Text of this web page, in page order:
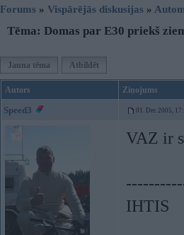
Forums » Vispārējās diskusijas »
Tēma: Domas par E30 priekš
Jauna tēma Atbildēt
Autors Ziņojums
Speed3 01. Dec 2005,
VAZ ir
IHTIS